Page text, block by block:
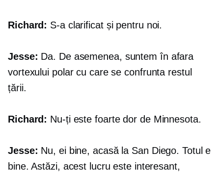
Richard: S-a clarificat și pentru noi.
Jesse: Da. De asemenea, suntem în afara
vortexului polar cu care se confrunta restul
țării.
Richard: Nu-ți este foarte dor de Minnesota.
Jesse: Nu, ei bine, acasă la San Diego. Totul e
bine. Astăzi, acest lucru este interesant,